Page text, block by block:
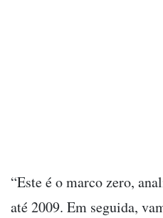
“Este é o marco zero,
até 2009. Em seguida,